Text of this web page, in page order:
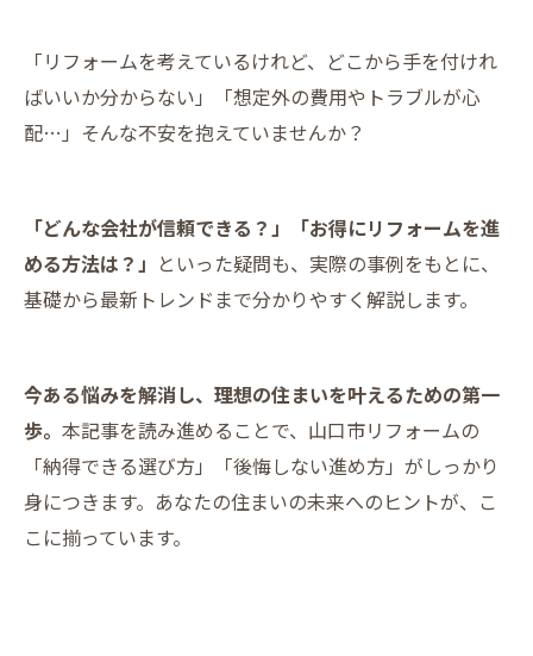
「リフォームを考えているけれど、どこから手を付けれ
ばいいか分からない」「想定外の費用やトラブルが心
配…」そんな不安を抱えていませんか？
「どんな会社が信頼できる？」「お得にリフォームを進
める方法は？」 といった疑問も、実際の事例をもとに、
基礎から最新トレンドまで分かりやすく解説します。
今ある悩みを解消し、理想の住まいを叶えるための第一
歩。 本記事を読み進めることで、山口市リフォームの
「納得できる選び方」「後悔しない進め方」がしっかり
身につきます。あなたの住まいの未来へのヒントが、こ
こに揃っています。